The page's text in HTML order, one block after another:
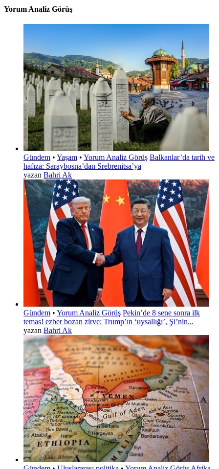
Yorum Analiz Görüş
Gündem • Yaşam • Yorum Analiz Görüş Balkanlar’da tarih ve
hafıza: Saraybosna’dan Srebrenitsa’ya
yazan Bahri Ak
Gündem • Yorum Analiz Görüş Pekin’de 8 sene sonra ilk
temas! ezber bozan zirve: Trump’ın ‘uysallığı’, Şi’nin...
yazan Bahri Ak